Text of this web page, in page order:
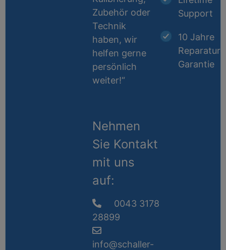
Zubehör oder
Technik
haben, wir
helfen gerne
persönlich
weiter!“
Nehmen
Sie Kontakt
mit uns
auf:
0043 3178
28899
info@schaller-
Support
10 Jahre
Reparatur-
Garantie